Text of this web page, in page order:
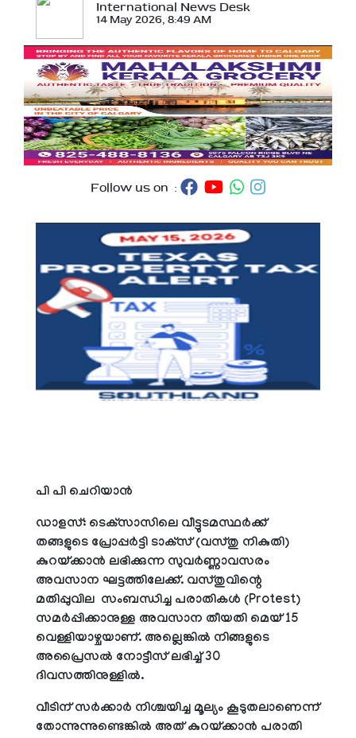
International News Desk
14 May 2026, 8:49 AM
Follow us on :
പി പി ചെറിയാന്‍
ഡാളസ്: ടെക്‌സാസിലെ വീട്ടുടമസ്ഥര്‍ക്ക്
തങ്ങളുടെ പ്രോപ്പര്‍ട്ടി ടാക്‌സ് (വസ്തു നികുതി)
കുറയ്ക്കാന്‍ ലഭിക്കുന്ന സുവര്‍ണ്ണാവസരം
അവസാന ഘട്ടത്തിലേക്ക്. വസ്തുവിന്റെ
മതിപ്പുവില സംബന്ധിച്ച പരാതികള്‍ (Protest)
സമര്‍പ്പിക്കാനുള്ള അവസാന തീയതി മെയ് 15
വെള്ളിയാഴ്ചയാണ്. അല്ലെങ്കില്‍ നിങ്ങളുടെ
അപ്രൈസല്‍ നോട്ടീസ് ലഭിച്ച് 30
ദിവസത്തിനുള്ളില്‍.
വീടിന് സര്‍ക്കാര്‍ നിശ്ചയിച്ച മൂല്യം കൂടുതലാണെന്ന്
തോന്നുന്നുണ്ടെങ്കില്‍ അത് കുറയ്ക്കാന്‍ പരാതി